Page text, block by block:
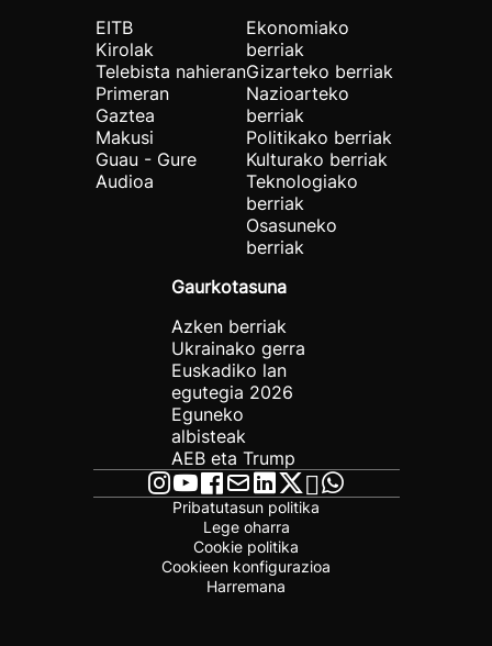
EITB
Kirolak
Telebista nahieran
Primeran
Gaztea
Makusi
Guau - Gure
Audioa
Ekonomiako
berriak
Gizarteko berriak
Nazioarteko
berriak
Politikako berriak
Kulturako berriak
Teknologiako
berriak
Osasuneko
berriak
Gaurkotasuna
Azken berriak
Ukrainako gerra
Euskadiko lan
egutegia 2026
Eguneko
albisteak
AEB eta Trump
Pribatutasun politika
Lege oharra
Cookie politika
Cookieen konfigurazioa
Harremana